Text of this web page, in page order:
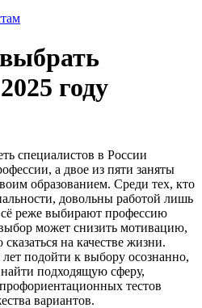
году
специалистов в России
а двое из пяти заняты
образованием. Среди тех, кто
довольны работой лишь
реже выбирают профессию
может снизить мотивацию,
на качестве жизни.
подойти к выбору осознанно,
подходящую сферу,
тестов
вариантов.